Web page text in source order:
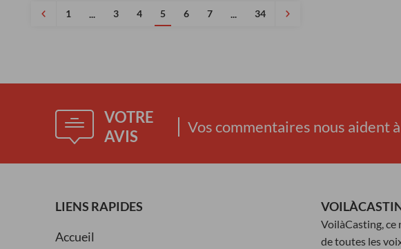
1 ... 3 4 5 6 7 ... 34
VOTRE
AVIS
Vos commentaires nous aident
LIENS RAPIDES
Accueil
VoilàCasting, ce
de toutes les